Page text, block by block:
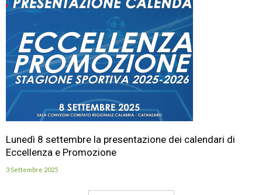
Lunedì 8 settembre la presentazione dei calendari di
Eccellenza e Promozione
3 Settembre 2025